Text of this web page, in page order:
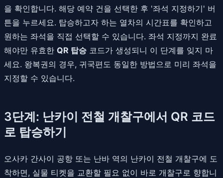
을 확인합니다. 해당 예약 건을 선택한 후 '좌석 지정하기' 버
튼을 누르세요. 탑승하고자 하는 열차의 시간표를 확인하고
원하는 좌석을 직접 선택할 수 있습니다. 좌석 지정까지 완료
해야만 유효한 QR 탑승 코드가 생성되니 이 단계를 잊지 마
세요. 왕복권의 경우, 귀국편도 동일한 방법으로 미리 좌석을
지정할 수 있습니다.
3단계: 난카이 전철 개찰구에서 QR 코드
로 탑승하기
오사카 간사이 공항 또는 난바 역의 난카이 전철 개찰구에 도
착하면, 실물 티켓을 교환할 필요 없이 바로 개찰구로 향합니